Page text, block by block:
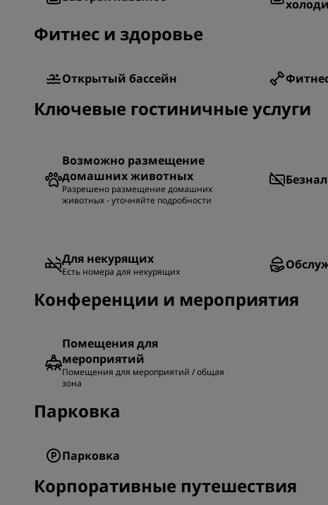
Фитнес и здоровье
Открытый бассейн
Ключевые гостиничные услуги
Возможно размещение
домашних животных
Разрешено размещение домашних
животных - уточняйте подробности
Для некурящих
Есть номера для некурящих
Конференции и мероприятия
Помещения для
мероприятий
Помещения для мероприятий / общая
зона
Парковка
Парковка
Корпоративные путешествия